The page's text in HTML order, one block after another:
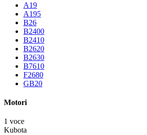
A19
A195
B26
B2400
B2410
B2620
B2630
B7610
F2680
GB20
Motori
1 voce
Kubota